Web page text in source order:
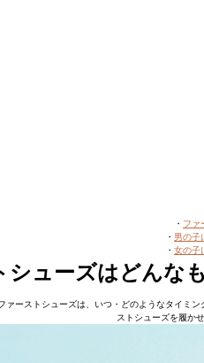
・ ファ
・ 男の子
・ 女の子
シューズはどんな
ァーストシューズは、いつ・どのようなタイミ
ストシューズを履か